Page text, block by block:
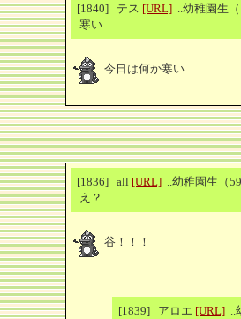
[1840] テス [URL] ..幼稚園生
寒い
今日は何か寒い
[1836] all [URL] ..幼稚園生（
え？
谷！！！
[1839] アロエ [URL] ..